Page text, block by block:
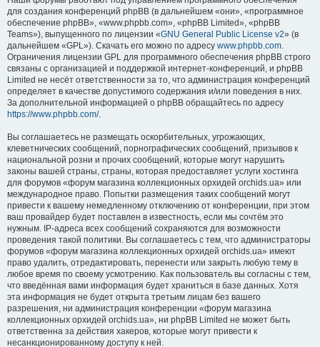
для создания конференций phpBB (в дальнейшем «они», «программное
обеспечение phpBB», «www.phpbb.com», «phpBB Limited», «phpBB
Teams»), выпущенного по лицензии «GNU General Public License v2» (в
дальнейшем «GPL»). Скачать его можно по адресу www.phpbb.com.
Ограничения лицензии GPL для программного обеспечения phpBB строго
связаны с организацией и поддержкой интернет-конференций, и phpBB
Limited не несёт ответственности за то, что администрация конференций
определяет в качестве допустимого содержания и/или поведения в них.
За дополнительной информацией о phpBB обращайтесь по адресу
https://www.phpbb.com/.
Вы соглашаетесь не размещать оскорбительных, угрожающих,
клеветнических сообщений, порнографических сообщений, призывов к
национальной розни и прочих сообщений, которые могут нарушить
законы вашей страны, страны, которая предоставляет услуги хостинга
для форумов «форум магазина коллекционных орхидей orchids.ua» или
международное право. Попытки размещения таких сообщений могут
привести к вашему немедленному отключению от конференции, при этом
ваш провайдер будет поставлен в известность, если мы сочтём это
нужным. IP-адреса всех сообщений сохраняются для возможности
проведения такой политики. Вы соглашаетесь с тем, что администраторы
форумов «форум магазина коллекционных орхидей orchids.ua» имеют
право удалить, отредактировать, перенести или закрыть любую тему в
любое время по своему усмотрению. Как пользователь вы согласны с тем,
что введённая вами информация будет храниться в базе данных. Хотя
эта информация не будет открыта третьим лицам без вашего
разрешения, ни администрация конференции «форум магазина
коллекционных орхидей orchids.ua», ни phpBB Limited не может быть
ответственна за действия хакеров, которые могут привести к
несанкционированному доступу к ней.